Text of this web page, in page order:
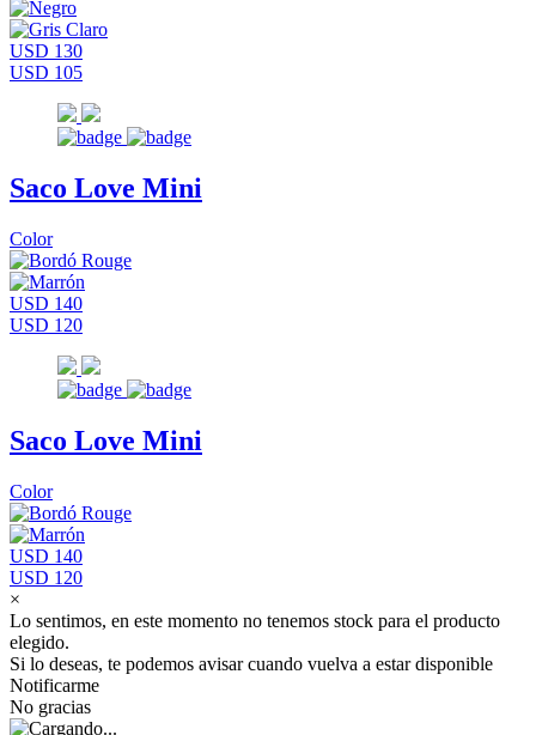
USD 130
USD 105
Saco Love Mini
Color
USD 140
USD 120
Saco Love Mini
Color
USD 140
USD 120
×
Lo sentimos, en este momento no tenemos stock para el producto
elegido.
Si lo deseas, te podemos avisar cuando vuelva a estar disponible
Notificarme
No gracias